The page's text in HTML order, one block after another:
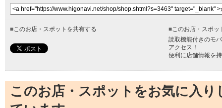
■このお店・スポットを共有する ■このお店・スポッ
読取機能付きのモ
アクセス！
便利に店舗情報を
このお店・スポットをお気に入